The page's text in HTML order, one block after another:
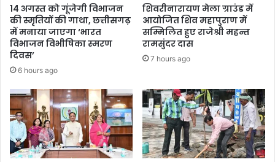
14 अगस्त को गूंजेगी विभाजन
की स्मृतियों की गाथा, छत्तीसगढ़
में मनाया जाएगा ‘भारत
विभाजन विभीषिका स्मरण
दिवस’
6 hours ago
शिवरीनारायण मेला ग्राउंड में
आयोजित शिव महापुराण में
सम्मिलित हुए राजेश्री महन्त
रामसुंदर दास
7 hours ago